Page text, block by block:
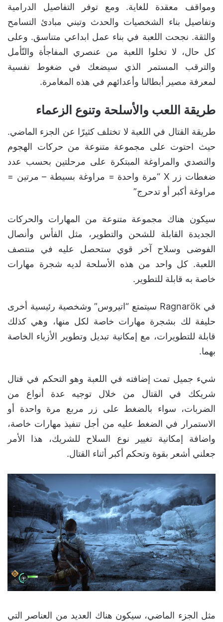
ومواقف معقدة للغاية. ومع توفر التفاصيل الدرامية
وتفاصيل بناء الشخصيات والحدث وتبني مبادئ التسامح
والثقة. نجحت اللعبة في بناء عمل ابداعي متناسق. وعلى
كل حال، لا تخلوا اللعبة من عنصري المفاجأة والتّأمل
والترقب المستمر الذي سيضعك في ضغوط نفسية
لمعرفة مصير أبطالنا وأعدائهم في هذه المغامرة.
طريقة اللعب والأسلحة وتنوع الزعماء
طريقة القتال في اللعبة لا تختلف كثيرًا عن الجزء الماضي.
حيث احتوت على مجموعة متنوعة من حركات الهجوم
والتصدي والمراوغة المبتكرة على مرحلتين بحسب عدد
ضغطات زر X “مرة واحدة = مراوغة بسيطة – مرتين =
مراوغة أكبر أو تدحرج”
سيكون هناك مجموعة متنوعة من المهارات والحركات
الجديدة القابلة للشحن والتطوير، مثل الفأس وأنصال
الفوضى وسلاح آخر قوي ستحصل عليه في منتصف
اللعبة. كل واحد من هذه الأسلحة لديه شجرة مهارات
خاصة به قابلة للتطوير.
في Ragnarök سيتمتع “اتيروس” وشخصية رئيسية أخرى
حليفة لك بشجرة مهارات خاصة لكل منها، وهي كذلك
قابلة للتطويرات، مع إمكانية تبديل وتطوير الأزياء الخاصة
بهما.
شيء جميل تمت إضافته في اللعبة وهو التحكم في قتال
شريكك في القتال من خلال توجيه عدة أنواع من
الضربات، سواء بالضغط على زر مربع مرة واحدة أو
الاستمرار في الضغط عليه من أجل تنفيذ مهارات خاصة،
واضافة إمكانية تغيير نوع السلاح للشريك، هذا الأمر
جعلني أشعر بقوة وتحكم أكبر أثناء القتال.
مثل الجزء الماضي، سيكون هناك العديد من العناصر التي